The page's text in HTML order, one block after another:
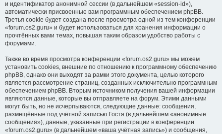
и идентификатор анонимной сессии (в дальнейшем «session-id»),
автоматически присвоенные вам программным обеспечением phpBB.
Третья cookie будет создана после просмотра одной из тем конференции
«forum.os2.guru» и будет использоваться для хранения информации о
прочтённых вами темах, повышая таким образом удобство работы с
форумами.
Также во время просмотра конференции «forum.os2.guru» мы можем
установить cookies, внешние по отношению к программному обеспечению
phpBB, однако они выходят за рамки этого документа, целью которого
является рассмотрение страниц, созданных исключительно программным
обеспечением phpBB. Вторым источником получения вашей информации
являются данные, которые вы отправляете на форум. Этими данными
могут быть, но не исчерпываются, следующие данные: сообщения,
размещённые под учётной записью Гостя (в дальнейшем «анонимные
сообщения»), данные, указанные при регистрации в конференции
«forum.os2.guru» (в дальнейшем «ваша учётная запись») и сообщения,